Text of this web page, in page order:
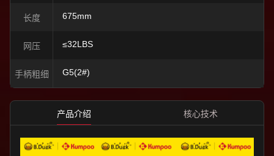
长度 675mm
网压 ≤32LBS
手柄粗细 G5(2#)
产品介绍 核心技术